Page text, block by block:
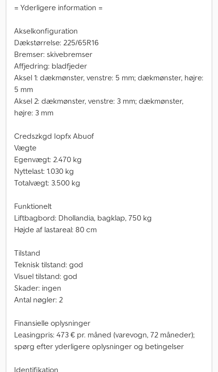
= Yderligere information =
Akselkonfiguration
Dækstørrelse: 225/65R16
Bremser: skivebremser
Affjedring: bladfjeder
Aksel 1: dækmønster, venstre: 5 mm; dækmønster, højre:
5 mm
Aksel 2: dækmønster, venstre: 3 mm; dækmønster,
højre: 3 mm
Credszkgd Iopfx Abuof
Vægte
Egenvægt: 2.470 kg
Nyttelast: 1.030 kg
Totalvægt: 3.500 kg
Funktionelt
Liftbagbord: Dhollandia, bagklap, 750 kg
Højde af lastareal: 80 cm
Tilstand
Teknisk tilstand: god
Visuel tilstand: god
Skader: ingen
Antal nøgler: 2
Finansielle oplysninger
Leasingpris: 473 € pr. måned (varevogn, 72 måneder);
spørg efter yderligere oplysninger og betingelser
Identifikation